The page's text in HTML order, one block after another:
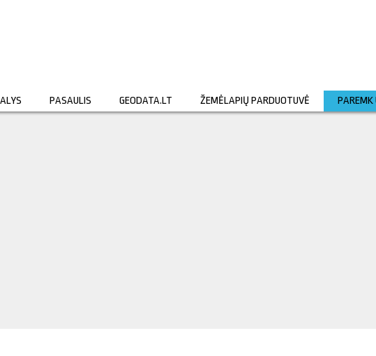
PASAULIS GEODATA.LT ŽEMĖLAPIŲ PARDUOTUVĖ PAREMK